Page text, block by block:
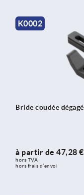
K0002
Bride coudée
à partir de 47,28 €
hors TVA
hors frais d’envoi